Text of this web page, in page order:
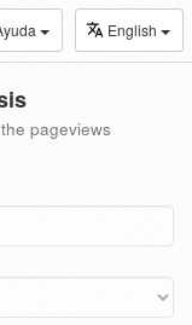
English
pageviews